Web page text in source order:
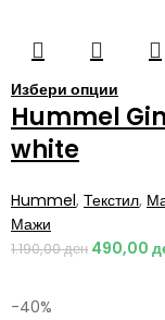
Избери опции
Hummel
white
Hummel, Текстил,
Мажи
1.190,00ден 490,00
-40%